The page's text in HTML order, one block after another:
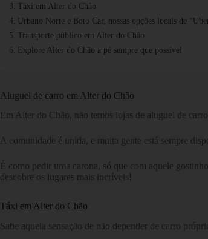
Táxi em Alter do Chão
Urbano Norte e Boto Car, nossas opções locais de
Transporte público em Alter do Chão
Explore Alter do Chão a pé sempre que possível
Aluguel de carro em Alter do Chão
Em Alter do Chão, não temos lojas de aluguel de
A comunidade é unida, e muita gente está sempre
É como pedir uma carona, só que com aquele
descobre os lugares mais incríveis!
Táxi em Alter do Chão
Sabe aquela sensação de não depender de carro